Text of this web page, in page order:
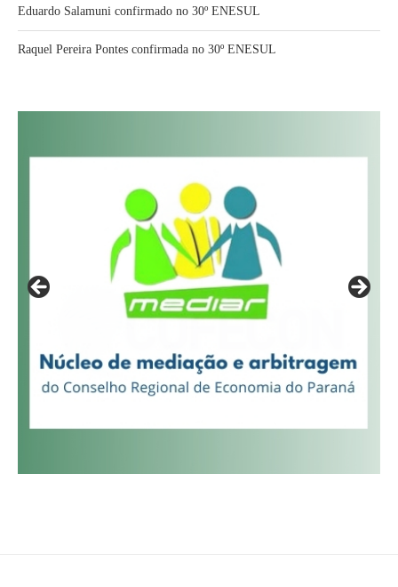
Eduardo Salamuni confirmado no 30º ENESUL
Raquel Pereira Pontes confirmada no 30º ENESUL